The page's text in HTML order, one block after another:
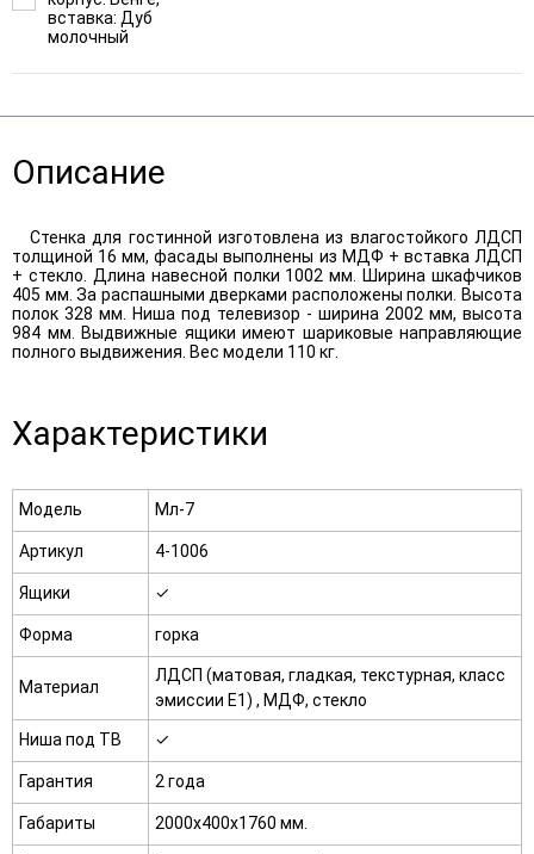
вставка: Дуб
молочный
Описание
Стенка для гостинной изготовлена из влагостойкого ЛДСП
толщиной 16 мм, фасады выполнены из МДФ + вставка ЛДСП
+ стекло. Длина навесной полки 1002 мм. Ширина шкафчиков
405 мм. За распашными дверками расположены полки. Высота
полок 328 мм. Ниша под телевизор - ширина 2002 мм, высота
984 мм. Выдвижные ящики имеют шариковые направляющие
полного выдвижения. Вес модели 110 кг.
Характеристики
Модель Мл-7
Артикул 4-1006
Ящики ✓
Форма горка
Материал
ЛДСП (матовая, гладкая, текстурная, класс
эмиссии E1) , МДФ, стекло
Ниша под ТВ ✓
Гарантия 2 года
Габариты 2000х400х1760 мм.